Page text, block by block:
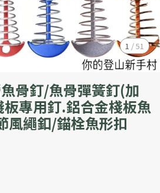
1 /51
骨釘/魚骨彈簧釘(加
專用釘.鋁合金棧板魚
風繩釦/錨栓魚形扣